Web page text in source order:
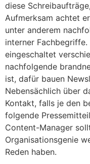
diese
Aufmerksam achtet
unter anderem
interner Fachbegriffe.
eingeschaltet
nachfolgende
ist, dafür bauen
Nebensächlich über
Kontakt, falls je den
folgende
Content-Manager
Organisationsgenie
Reden haben.